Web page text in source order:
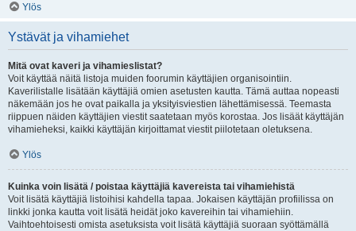
Ylös
Ystävät ja vihamiehet
Mitä ovat kaveri ja vihamieslistat?
Voit käyttää näitä listoja muiden foorumin käyttäjien organisointiin.
Kaverilistalle lisätään käyttäjiä omien asetusten kautta. Tämä auttaa nopeasti
näkemään jos he ovat paikalla ja yksityisviestien lähettämisessä. Teemasta
riippuen näiden käyttäjien viestit saatetaan myös korostaa. Jos lisäät käyttäjän
vihamieheksi, kaikki käyttäjän kirjoittamat viestit piilotetaan oletuksena.
Ylös
Kuinka voin lisätä / poistaa käyttäjiä kavereista tai vihamiehistä
Voit lisätä käyttäjiä listoihisi kahdella tapaa. Jokaisen käyttäjän profiilissa on
linkki jonka kautta voit lisätä heidät joko kavereihin tai vihamiehiin.
Vaihtoehtoisesti omista asetuksista voit lisätä käyttäjiä suoraan syöttämällä